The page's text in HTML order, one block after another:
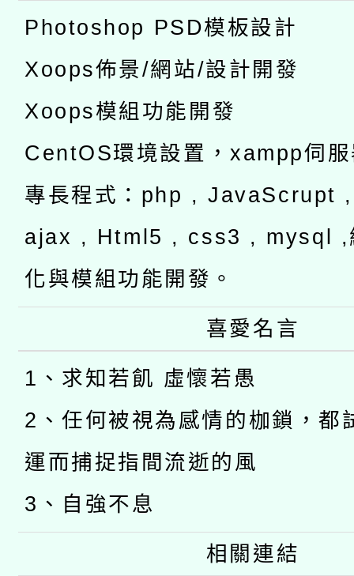
Photoshop PSD模板設計
Xoops佈景/網站/設計開發
Xoops模組功能開發
CentOS環境設置，xampp伺
專長程式：php , JavaScrupt
ajax , Html5 , css3 , mysql ,
化與模組功能開發。
喜愛名言
1、求知若飢 虛懷若愚
2、任何被視為感情的枷鎖，都
運而捕捉指間流逝的風
3、自強不息
相關連結